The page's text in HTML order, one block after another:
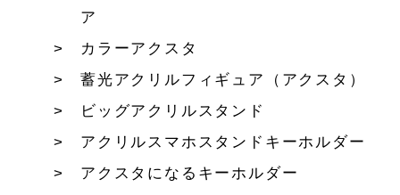
ア
カラーアクスタ
蓄光アクリルフィギュア（アクスタ）
ビッグアクリルスタンド
アクリルスマホスタンドキーホルダー
アクスタになるキーホルダー